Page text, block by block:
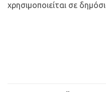
χρησιμοποιείται σε